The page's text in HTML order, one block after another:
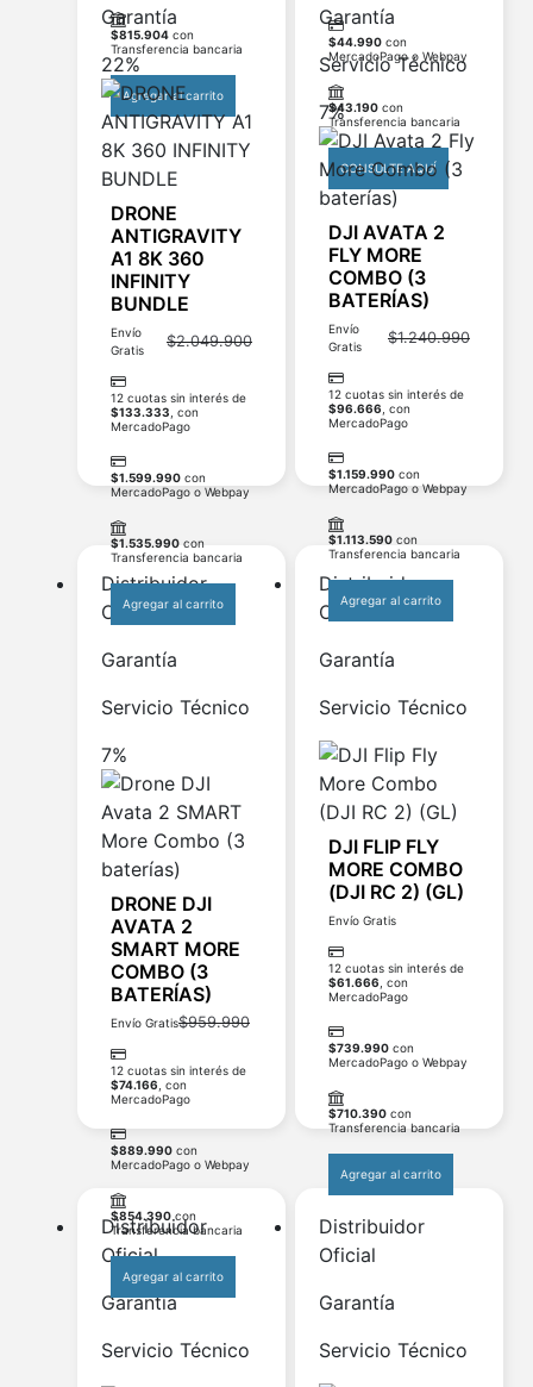
$815.904 con
Transferencia bancaria
Agregar al carrito
$44.990 con
MercadoPago o Webpay
$43.190 con
Transferencia bancaria
CONSULTE AQUÍ
Garantía
22%
DRONE
ANTIGRAVITY
A1 8K 360
INFINITY
BUNDLE
$2.049.900
Envío
Gratis
12 cuotas sin interés de
$133.333 , con
MercadoPago
$1.599.990 con
MercadoPago o Webpay
$1.535.990 con
Transferencia bancaria
Agregar al carrito
Garantía
Servicio Técnico
7%
DJI AVATA 2
FLY MORE
COMBO (3
BATERÍAS)
$1.240.990
Envío
Gratis
12 cuotas sin interés de
$96.666 , con
MercadoPago
$1.159.990 con
MercadoPago o Webpay
$1.113.590 con
Transferencia bancaria
Agregar al carrito
Distribuidor
Oficial
Garantía
Servicio Técnico
7%
DRONE DJI
AVATA 2
SMART MORE
COMBO (3
BATERÍAS)
$959.990
Envío Gratis
12 cuotas sin interés de
$74.166 , con
MercadoPago
$889.990 con
MercadoPago o Webpay
$854.390 con
Transferencia bancaria
Agregar al carrito
Distribuidor
Oficial
Garantía
Servicio Técnico
DJI FLIP FLY
MORE COMBO
(DJI RC 2) (GL)
Envío Gratis
12 cuotas sin interés de
$61.666 , con
MercadoPago
$739.990 con
MercadoPago o Webpay
$710.390 con
Transferencia bancaria
Agregar al carrito
Distribuidor
Oficial
Garantía
Servicio Técnico
Distribuidor
Oficial
Garantía
Servicio Técnico